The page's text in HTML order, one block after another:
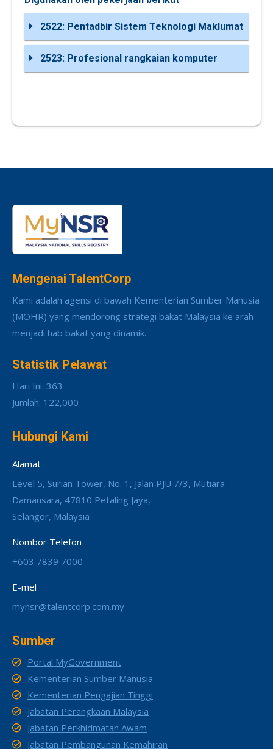
2522: Pentadbir Sistem Teknologi Maklumat
2523: Profesional rangkaian komputer
Mengenai TalentCorp
Kami adalah agensi di bawah Kementerian Sumber Manusia
(MOHR) yang mendorong strategi bakat Malaysia ke arah
menjadi hab bakat yang dinamik.
Statistik Pelawat
Hari Ini: 363
Jumlah: 122,000
Hubungi Kami
Alamat
Level 5, Surian Tower, No. 1, Jalan PJU 7/3, Mutiara
Damansara, 47810 Petaling Jaya,
Selangor, Malaysia
Nombor Telefon
+603 7839 7000
E-mel
mynsr@talentcorp.com.my
Sumber
Portal MyGovernment
Kementerian Sumber Manusia
Kementerian Pengajian Tinggi
Jabatan Perangkaan Malaysia
Jabatan Perkhidmatan Awam
Jabatan Pembangunan Kemahiran